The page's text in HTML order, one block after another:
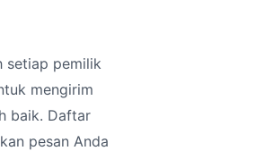
setiap pemilik
mengirim
baik. Daftar
pesan Anda